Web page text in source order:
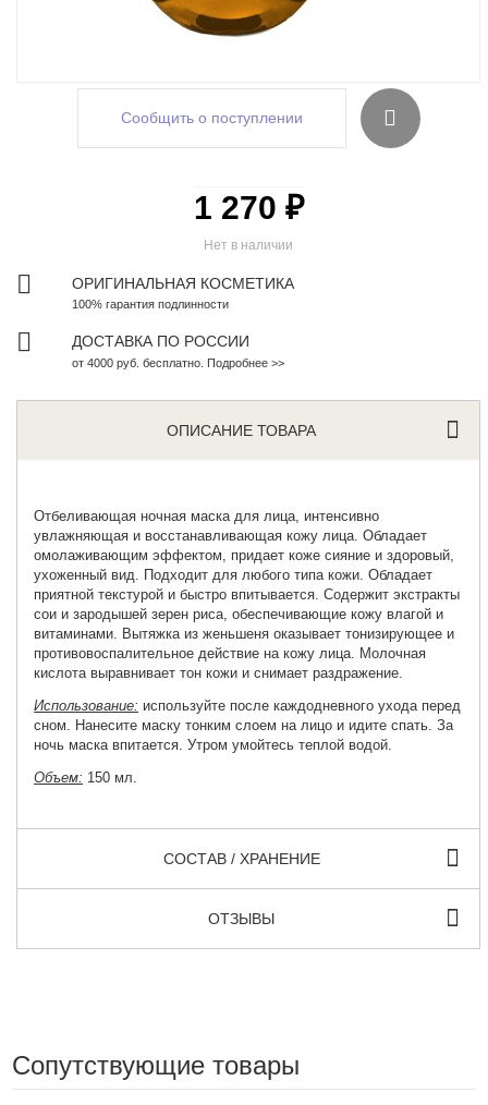
Сообщить о поступлении
Нет в наличии
1 270 ₽
ОРИГИНАЛЬНАЯ КОСМЕТИКА
100% гарантия подлинности
ДОСТАВКА ПО РОССИИ
от 4000 руб. бесплатно. Подробнее >>
ОПИСАНИЕ ТОВАРА
Отбеливающая ночная маскадля лица, интенсивно
увлажняющая и восстанавливающая кожу лица. Обладает
омолаживающим эффектом, придает коже сияние и здоровый,
ухоженный вид. Подходит для любого типа кожи. Обладает
приятной текстурой и быстро впитывается. Содержит экстракты
сои и зародышей зерен риса, обеспечивающие кожу влагой и
витаминами. Вытяжка из женьшеня оказывает тонизирующее и
противовоспалительное действие на кожу лица. Молочная
кислота выравнивает тон кожи и снимает раздражение.
Использование: используйте после каждодневного ухода перед
сном. Нанесите маску тонким слоем на лицо и идите спать. За
ночь маска впитается. Утром умойтесь теплой водой.
Объем: 150 мл.
СОСТАВ / ХРАНЕНИЕ
ОТЗЫВЫ
Сопутствующие товары